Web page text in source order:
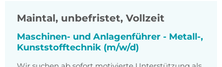
Maintal, unbefristet, Vollzeit
Maschinen- und Anlagenführer - Metall-,
Kunststofftechnik (m/w/d)